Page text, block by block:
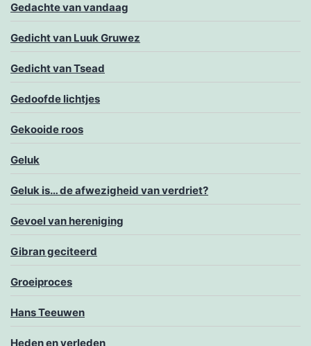
Gedachte van vandaag
Gedicht van Luuk Gruwez
Gedicht van Tsead
Gedoofde lichtjes
Gekooide roos
Geluk
Geluk is… de afwezigheid van verdriet?
Gevoel van hereniging
Gibran geciteerd
Groeiproces
Hans Teeuwen
Heden en verleden